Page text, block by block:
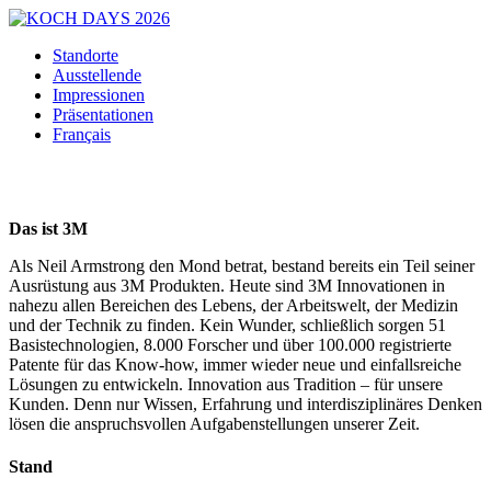
Standorte
Ausstellende
Impressionen
Präsentationen
Français
Das ist 3M
Als Neil Armstrong den Mond betrat, bestand bereits ein Teil seiner
Ausrüstung aus 3M Produkten. Heute sind 3M Innovationen in
nahezu allen Bereichen des Lebens, der Arbeitswelt, der Medizin
und der Technik zu finden. Kein Wunder, schließlich sorgen 51
Basistechnologien, 8.000 Forscher und über 100.000 registrierte
Patente für das Know-how, immer wieder neue und einfallsreiche
Lösungen zu entwickeln. Innovation aus Tradition – für unsere
Kunden. Denn nur Wissen, Erfahrung und interdisziplinäres Denken
lösen die anspruchsvollen Aufgabenstellungen unserer Zeit.
Stand